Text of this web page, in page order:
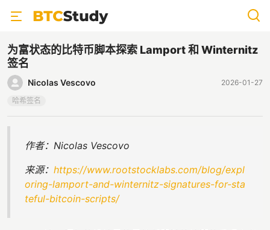
为富状态的比特币脚本探索 Lamport 和 Winternitz
签名
Nicolas Vescovo
2026-01-27
哈希签名
作者：Nicolas Vescovo
来源： https://www.rootstocklabs.com/blog/expl
oring-lamport-and-winternitz-signatures-for-sta
teful-bitcoin-scripts/